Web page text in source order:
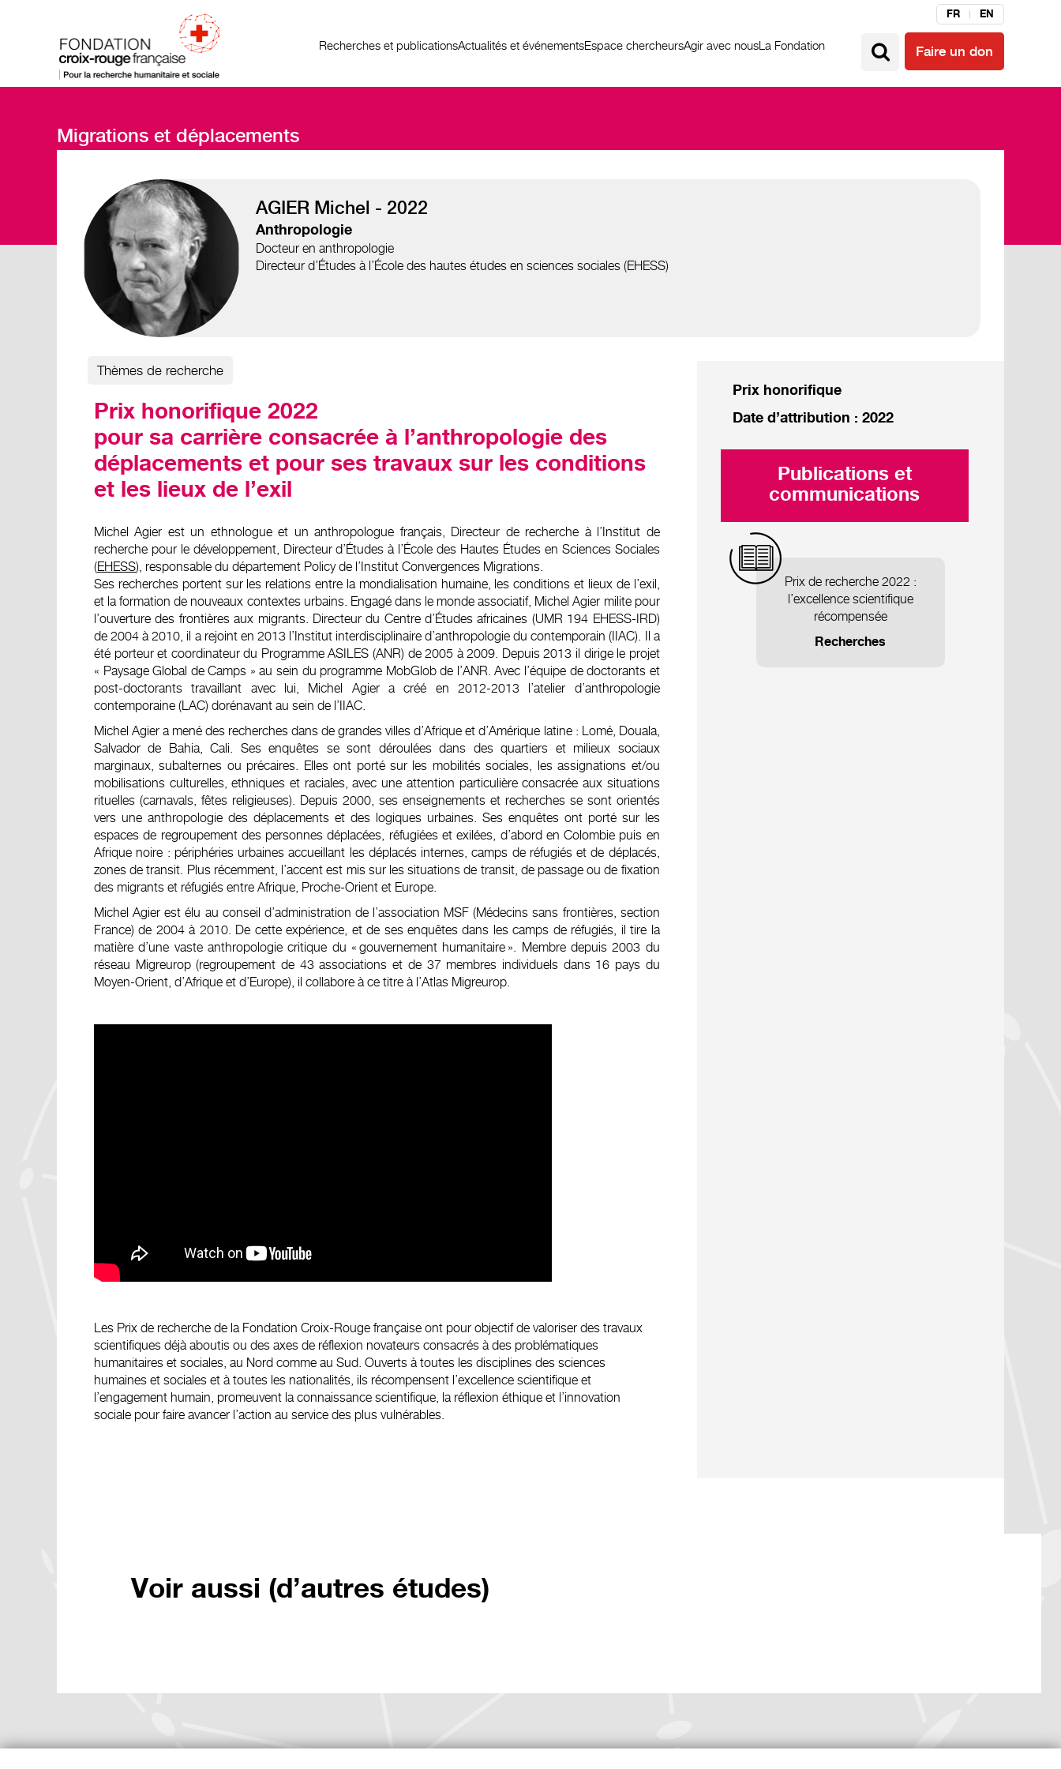
FR EN
Recherches et publicationsActualités et événementsEspace chercheursAgir avec nousLa Fondation Faire un don
Migrations et déplacements
AGIER Michel - 2022
Anthropologie
Docteur en anthropologie
Directeur d’Études à l’École des hautes études en sciences sociales (EHESS)
Thèmes de recherche
Prix honorifique 2022
pour sa carrière consacrée à l’anthropologie des
déplacements et pour ses travaux sur les conditions
et les lieux de l’exil
Michel Agier est un ethnologue et un anthropologue français, Directeur de recherche à l’Institut de
recherche pour le développement, Directeur d’Études à l’École des Hautes Études en Sciences Sociales
(EHESS), responsable du département Policy de l’Institut Convergences Migrations.
Ses recherches portent sur les relations entre la mondialisation humaine, les conditions et lieux de l’exil,
et la formation de nouveaux contextes urbains. Engagé dans le monde associatif, Michel Agier milite pour
l’ouverture des frontières aux migrants. Directeur du Centre d’Études africaines (UMR 194 EHESS-IRD)
de 2004 à 2010, il a rejoint en 2013 l’Institut interdisciplinaire d’anthropologie du contemporain (IIAC). Il a
été porteur et coordinateur du Programme ASILES (ANR) de 2005 à 2009. Depuis 2013 il dirige le projet
« Paysage Global de Camps » au sein du programme MobGlob de l’ANR. Avec l’équipe de doctorants et
post-doctorants travaillant avec lui, Michel Agier a créé en 2012-2013 l’atelier d’anthropologie
contemporaine (LAC) dorénavant au sein de l’IIAC.
Michel Agier a mené des recherches dans de grandes villes d’Afrique et d’Amérique latine : Lomé, Douala,
Salvador de Bahia, Cali. Ses enquêtes se sont déroulées dans des quartiers et milieux sociaux
marginaux, subalternes ou précaires. Elles ont porté sur les mobilités sociales, les assignations et/ou
mobilisations culturelles, ethniques et raciales, avec une attention particulière consacrée aux situations
rituelles (carnavals, fêtes religieuses). Depuis 2000, ses enseignements et recherches se sont orientés
vers une anthropologie des déplacements et des logiques urbaines. Ses enquêtes ont porté sur les
espaces de regroupement des personnes déplacées, réfugiées et exilées, d’abord en Colombie puis en
Afrique noire : périphéries urbaines accueillant les déplacés internes, camps de réfugiés et de déplacés,
zones de transit. Plus récemment, l’accent est mis sur les situations de transit, de passage ou de fixation
des migrants et réfugiés entre Afrique, Proche-Orient et Europe.
Michel Agier est élu au conseil d’administration de l’association MSF (Médecins sans frontières, section
France) de 2004 à 2010. De cette expérience, et de ses enquêtes dans les camps de réfugiés, il tire la
matière d’une vaste anthropologie critique du « gouvernement humanitaire ». Membre depuis 2003 du
réseau Migreurop (regroupement de 43 associations et de 37 membres individuels dans 16 pays du
Moyen-Orient, d’Afrique et d’Europe), il collabore à ce titre à l’Atlas Migreurop.
Les Prix de recherche de la Fondation Croix-Rouge française ont pour objectif de valoriser des travaux
scientifiques déjà aboutis ou des axes de réflexion novateurs consacrés à des problématiques
humanitaires et sociales, au Nord comme au Sud. Ouverts à toutes les disciplines des sciences
humaines et sociales et à toutes les nationalités, ils récompensent l’excellence scientifique et
l’engagement humain, promeuvent la connaissance scientifique, la réflexion éthique et l’innovation
sociale pour faire avancer l’action au service des plus vulnérables.
Prix honorifique
Date d’attribution : 2022
Publications et
communications
Prix de recherche 2022 :
l’excellence scientifique
récompensée
Recherches
Voir aussi (d’autres études)